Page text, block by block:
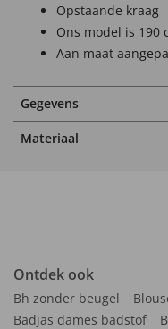
Opstaande kraag
Ons model is 190
Aan maat
Gegevens
Materiaal
Ontdek ook
Bh zonder beugel
Badjas dames badstof